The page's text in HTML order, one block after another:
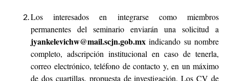
Los interesados en integrarse como miembros
permanentes del seminario enviarán una solicitud a
jyankelevichw@mail.scjn.gob.mx indicando su nombre
completo, adscripción institucional en caso de tenerla,
correo electrónico, teléfono de contacto y, en un máximo
de dos cuartillas, propuesta de investigación. Los CV de